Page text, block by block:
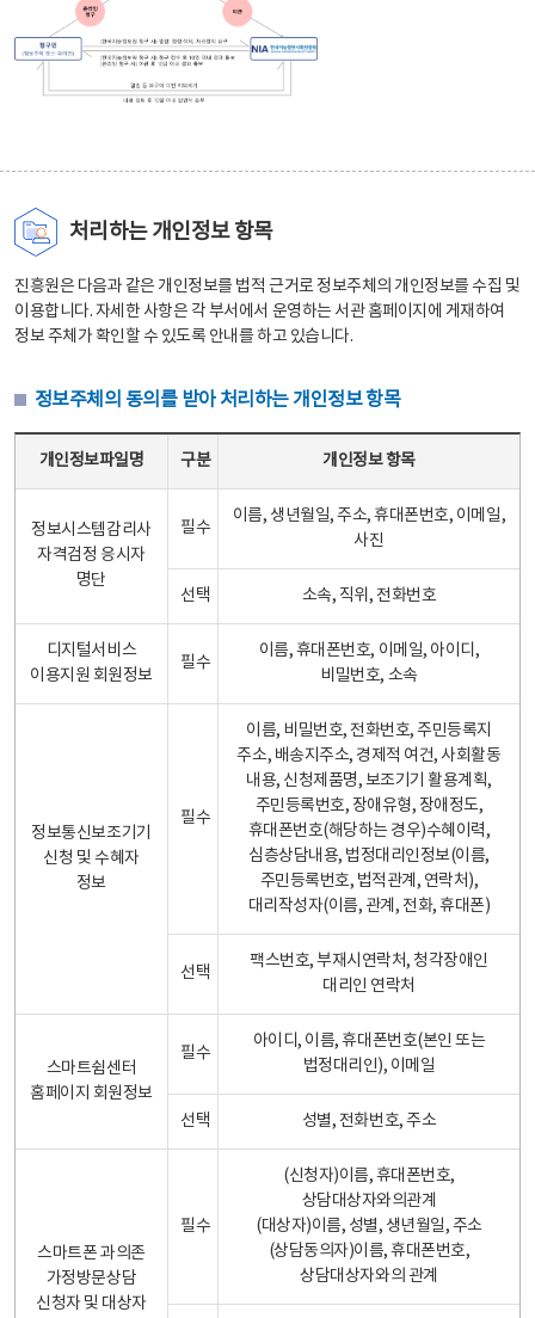
처리하는 개인정보 항목
진흥원은 다음과 같은 개인정보를 법적 근거로 정보주체의 개인정보를 수집 및
이용합니다. 자세한 사항은 각 부서에서 운영하는 서관 홈페이지에 게재하여
정보 주체가 확인할 수 있도록 안내를 하고 있습니다.
정보주체의 동의를 받아 처리하는 개인정보 항목
개인정보파일명 구분 개인정보 항목
정보시스템감리사
자격검정 응시자
명단
필수
이름, 생년월일, 주소, 휴대폰번호, 이메일,
사진
선택 소속, 직위, 전화번호
디지털서비스
이용지원 회원정보
필수
이름, 휴대폰번호, 이메일, 아이디,
비밀번호, 소속
정보통신보조기기
신청 및 수혜자
정보
필수
이름, 비밀번호, 전화번호, 주민등록지
주소, 배송지주소, 경제적 여건, 사회활동
내용, 신청제품명, 보조기기 활용계획,
주민등록번호, 장애유형, 장애정도,
휴대폰번호(해당하는 경우)수혜이력,
심층상담내용, 법정대리인정보(이름,
주민등록번호, 법적관계, 연락처),
대리작성자(이름, 관계, 전화, 휴대폰)
선택
팩스번호, 부재시연락처, 청각장애인
대리인 연락처
스마트쉼센터
홈페이지 회원정보
필수
아이디, 이름, 휴대폰번호(본인 또는
법정대리인), 이메일
선택 성별, 전화번호, 주소
스마트폰 과의존
가정방문상담
신청자 및 대상자
필수
(신청자)이름, 휴대폰번호,
상담대상자와의관계
(대상자)이름, 성별, 생년월일, 주소
(상담동의자)이름, 휴대폰번호,
상담대상자와의 관계